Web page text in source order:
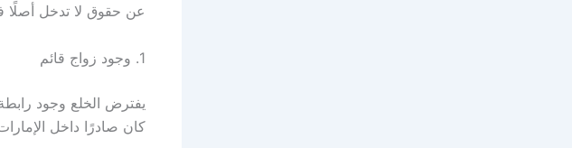
عن حقوق لا تدخل أصلًا
1. وجود زواج قائم
يفترض الخلع وجود رابطة
كان صادرًا داخل